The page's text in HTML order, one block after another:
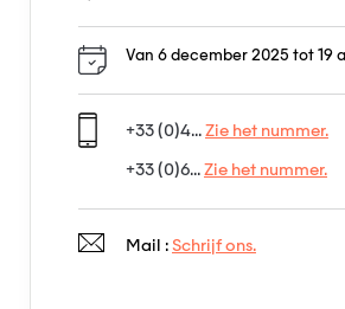
Van 6 december 2025 tot 19
+33 (0)4... Zie het nummer.
+33 (0)6... Zie het nummer.
Mail : Schrijf ons.